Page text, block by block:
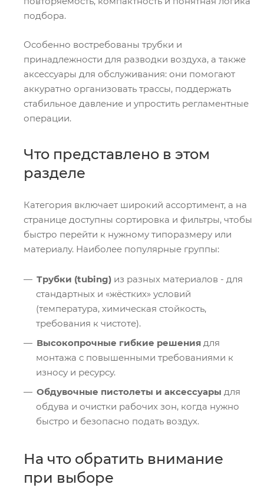
подбора.
Особенно востребованы трубки и
принадлежности для разводки воздуха, а также
аксессуары для обслуживания: они помогают
аккуратно организовать трассы, поддержать
стабильное давление и упростить регламентные
операции.
Что представлено в этом
разделе
Категория включает широкий ассортимент, а на
странице доступны сортировка и фильтры, чтобы
быстро перейти к нужному типоразмеру или
материалу. Наиболее популярные группы:
Трубки (tubing) из разных материалов - для
стандартных и «жёстких» условий
(температура, химическая стойкость,
требования к чистоте).
Высокопрочные гибкие решения для
монтажа с повышенными требованиями к
износу и ресурсу.
Обдувочные пистолеты и аксессуары для
обдува и очистки рабочих зон, когда нужно
быстро и безопасно подать воздух.
На что обратить внимание
при выборе